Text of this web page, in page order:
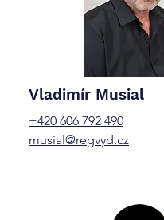
Vladimír Musial
+420 606 792 490
musial@regvyd.cz